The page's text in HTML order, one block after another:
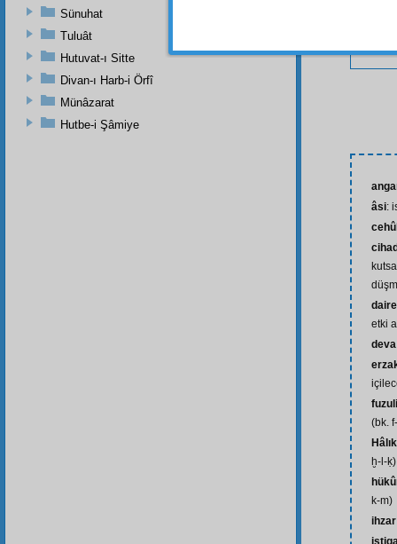
âsi:
etki
deva
fuzuli
(bk.
Hâlık
ḫ-l-ḳ)
k-m)
Sünuhat
Tuluât
Hutuvat-ı Sitte
Divan-ı Harb-i Örfî
Münâzarat
Hutbe-i Şâmiye